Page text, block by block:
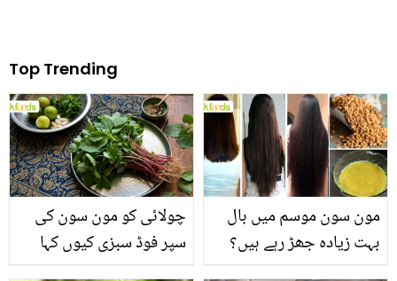
Top Trending
چولائی کو مون سون کی
سپر فوڈ سبزی کیوں کہا
مون سون موسم میں بال
بہت زیادہ جھڑ رہے ہیں؟